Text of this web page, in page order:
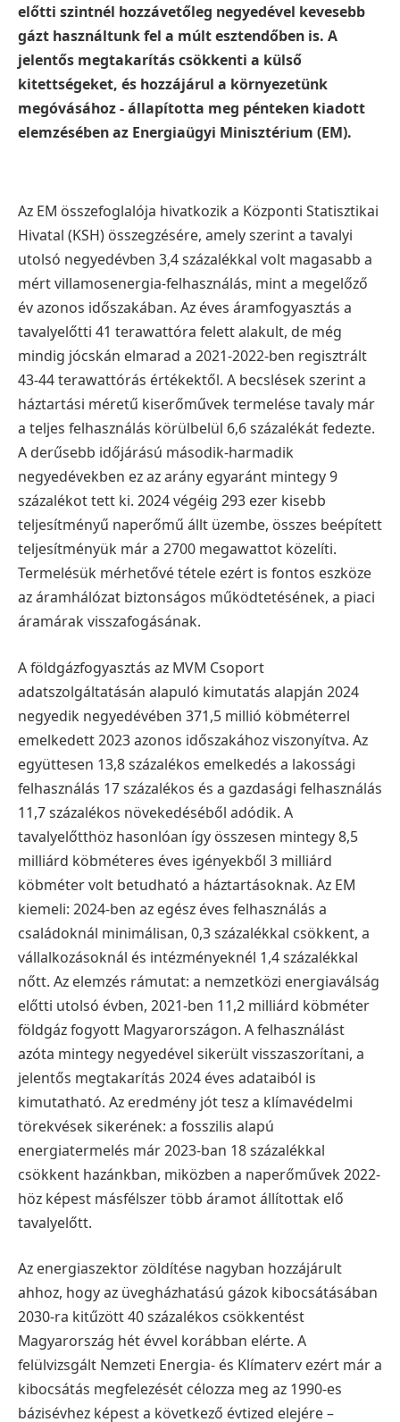
előtti szintnél hozzávetőleg negyedével kevesebb
gázt használtunk fel a múlt esztendőben is. A
jelentős megtakarítás csökkenti a külső
kitettségeket, és hozzájárul a környezetünk
megóvásához - állapította meg pénteken kiadott
elemzésében az Energiaügyi Minisztérium (EM).
Az EM összefoglalója hivatkozik a Központi Statisztikai
Hivatal (KSH) összegzésére, amely szerint a tavalyi
utolsó negyedévben 3,4 százalékkal volt magasabb a
mért villamosenergia-felhasználás, mint a megelőző
év azonos időszakában. Az éves áramfogyasztás a
tavalyelőtti 41 terawattóra felett alakult, de még
mindig jócskán elmarad a 2021-2022-ben regisztrált
43-44 terawattórás értékektől. A becslések szerint a
háztartási méretű kiserőművek termelése tavaly már
a teljes felhasználás körülbelül 6,6 százalékát fedezte.
A derűsebb időjárású második-harmadik
negyedévekben ez az arány egyaránt mintegy 9
százalékot tett ki. 2024 végéig 293 ezer kisebb
teljesítményű naperőmű állt üzembe, összes beépített
teljesítményük már a 2700 megawattot közelíti.
Termelésük mérhetővé tétele ezért is fontos eszköze
az áramhálózat biztonságos működtetésének, a piaci
áramárak visszafogásának.
A földgázfogyasztás az MVM Csoport
adatszolgáltatásán alapuló kimutatás alapján 2024
negyedik negyedévében 371,5 millió köbméterrel
emelkedett 2023 azonos időszakához viszonyítva. Az
együttesen 13,8 százalékos emelkedés a lakossági
felhasználás 17 százalékos és a gazdasági felhasználás
11,7 százalékos növekedéséből adódik. A
tavalyelőtthöz hasonlóan így összesen mintegy 8,5
milliárd köbméteres éves igényekből 3 milliárd
köbméter volt betudható a háztartásoknak. Az EM
kiemeli: 2024-ben az egész éves felhasználás a
családoknál minimálisan, 0,3 százalékkal csökkent, a
vállalkozásoknál és intézményeknél 1,4 százalékkal
nőtt. Az elemzés rámutat: a nemzetközi energiaválság
előtti utolsó évben, 2021-ben 11,2 milliárd köbméter
földgáz fogyott Magyarországon. A felhasználást
azóta mintegy negyedével sikerült visszaszorítani, a
jelentős megtakarítás 2024 éves adataiból is
kimutatható. Az eredmény jót tesz a klímavédelmi
törekvések sikerének: a fosszilis alapú
energiatermelés már 2023-ban 18 százalékkal
csökkent hazánkban, miközben a naperőművek 2022-
höz képest másfélszer több áramot állítottak elő
tavalyelőtt.
Az energiaszektor zöldítése nagyban hozzájárult
ahhoz, hogy az üvegházhatású gázok kibocsátásában
2030-ra kitűzött 40 százalékos csökkentést
Magyarország hét évvel korábban elérte. A
felülvizsgált Nemzeti Energia- és Klímaterv ezért már a
kibocsátás megfelezését célozza meg az 1990-es
bázisévhez képest a következő évtized elejére –